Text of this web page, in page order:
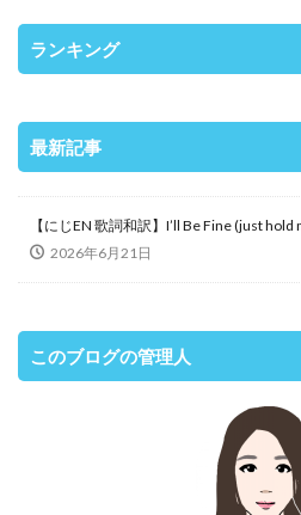
ランキング
最新記事
【にじEN 歌詞和訳】I’ll Be Fine (just
2026年6月21日
このブログの管理人